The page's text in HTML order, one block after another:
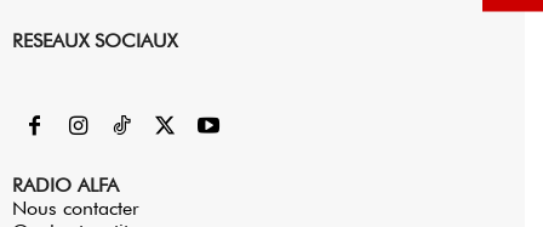
RESEAUX SOCIAUX
RADIO ALFA
Nous contacter